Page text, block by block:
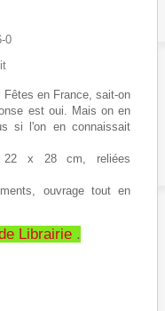
0
en France, sait-on
est oui. Mais on en
si l'on en connaissait
22 x 28 cm, reliées
ouvrage tout en
Librairie.